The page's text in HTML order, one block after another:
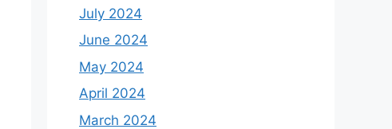
July 2024
June 2024
May 2024
April 2024
March 2024